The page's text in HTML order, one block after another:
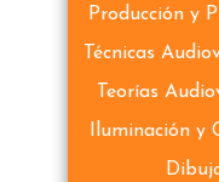
Producción y
Técnicas
Teorías
Iluminación y